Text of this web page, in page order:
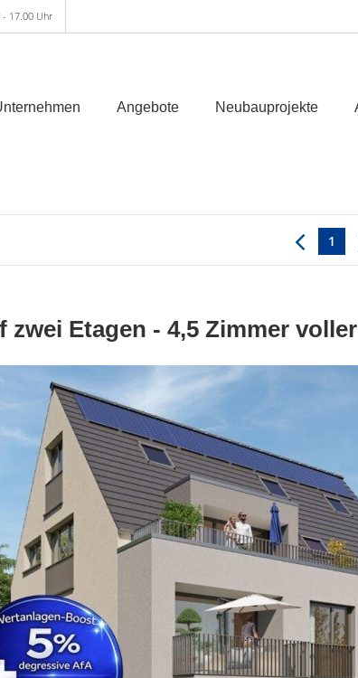
- 17.00 Uhr
Angebote Neubauprojekte
1
zwei Etagen - 4,5 Zimmer